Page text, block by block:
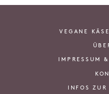
VEGANE
IMPRESSUM
INFOS ZUR